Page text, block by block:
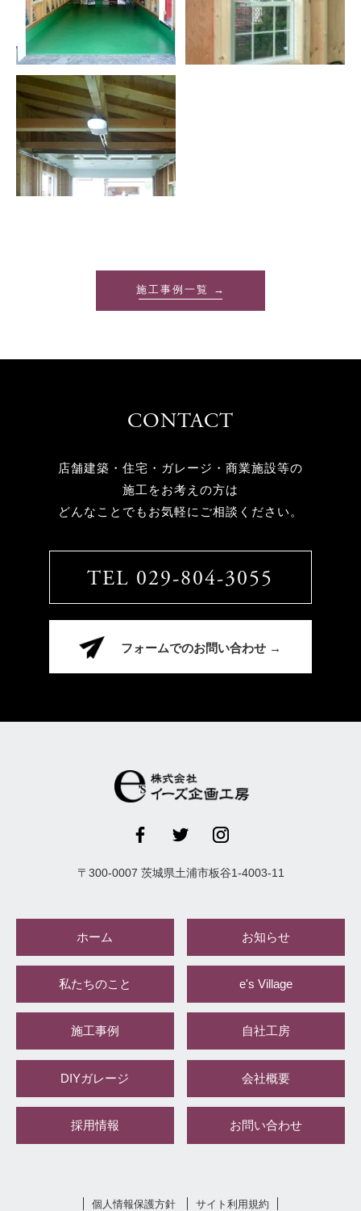
施工事例一覧 →
CONTACT
店舗建築・住宅・ガレージ・商業施設等の
施工をお考えの方は
どんなことでもお気軽にご相談ください。
TEL 029-804-3055
フォームでのお問い合わせ →
〒 300-0007 茨城県土浦市板谷1-4003-11
ホーム お知らせ
私たちのこと e's Village
施工事例 自社工房
DIYガレージ 会社概要
採用情報 お問い合わせ
個人情報保護方針 サイト利用規約